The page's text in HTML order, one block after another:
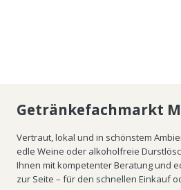
Getränkefachmarkt
Vertraut, lokal und in schönstem
edle Weine oder alkoholfreie
Ihnen mit kompetenter Beratung und
zur Seite – für den schnellen Einkauf